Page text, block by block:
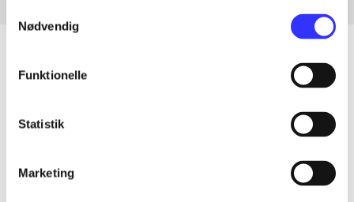
Nødvendig
Funktionelle
Statistik
Marketing
Alle registrerede artikler fordelt på udgivelser
...